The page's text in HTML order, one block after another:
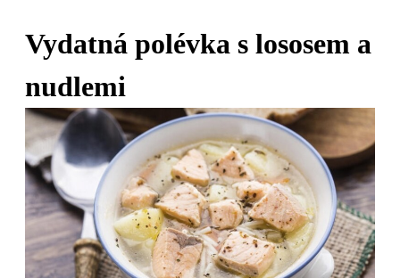
Vydatná polévka s lososem a
nudlemi